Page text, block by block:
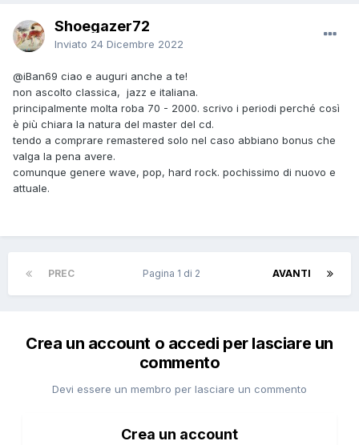
Shoegazer72
Inviato 24 Dicembre 2022
@iBan69 ciao e auguri anche a te!
non ascolto classica, jazz e italiana.
principalmente molta roba 70 - 2000. scrivo i periodi perché così
è più chiara la natura del master del cd.
tendo a comprare remastered solo nel caso abbiano bonus che
valga la pena avere.
comunque genere wave, pop, hard rock. pochissimo di nuovo e
attuale.
PREC AVANTI
Pagina 1 di 2
Crea un account o accedi per lasciare un
commento
Devi essere un membro per lasciare un commento
Crea un account